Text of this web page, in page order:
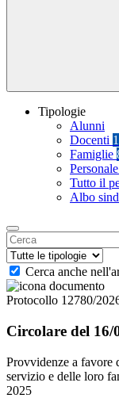
Tipologie
Alunni
Docenti
Famiglie
Tutto il
Albo
Cerca anche
Protocollo 12780/
Circolare del 16/
Provvidenze a favore
servizio e delle loro
2025